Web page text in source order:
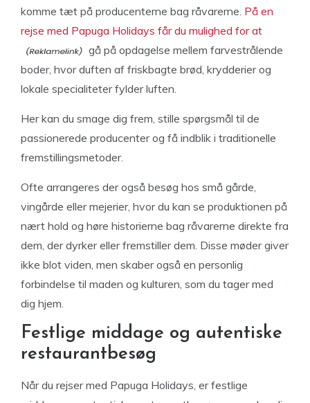
komme tæt på producenterne bag råvarerne. På en
rejse med Papuga Holidays får du mulighed for at
gå på opdagelse mellem farvestrålende
boder, hvor duften af friskbagte brød, krydderier og
lokale specialiteter fylder luften.
Her kan du smage dig frem, stille spørgsmål til de
passionerede producenter og få indblik i traditionelle
fremstillingsmetoder.
Ofte arrangeres der også besøg hos små gårde,
vingårde eller mejerier, hvor du kan se produktionen på
nært hold og høre historierne bag råvarerne direkte fra
dem, der dyrker eller fremstiller dem. Disse møder giver
ikke blot viden, men skaber også en personlig
forbindelse til maden og kulturen, som du tager med
dig hjem.
Festlige middage og autentiske
restaurantbesøg
Når du rejser med Papuga Holidays, er festlige